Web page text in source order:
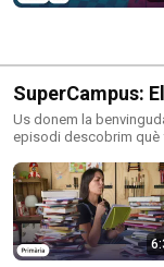
SuperCampus:
Us donem la
episodi descobrim què
són les veus dels
llibres. Explorem els
sorprenents que no
grans lectors amb
seva màgia.